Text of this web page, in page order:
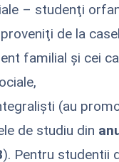
– studenţi
de la
familial şi cei
(au
de studiu din
). Pentru studentii